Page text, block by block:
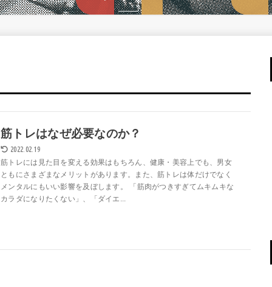
筋トレはなぜ必要なのか？
2022.02.19
筋トレには見た目を変える効果はもちろん、健康・美容上でも、男女
ともにさまざまなメリットがあります。また、筋トレは体だけでなく
メンタルにもいい影響を及ぼします。 「筋肉がつきすぎてムキムキな
カラダになりたくない」、「ダイエ...